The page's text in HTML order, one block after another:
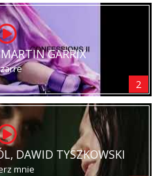
GARRIX
2
DAWID TYSZKOWSKI
mnie